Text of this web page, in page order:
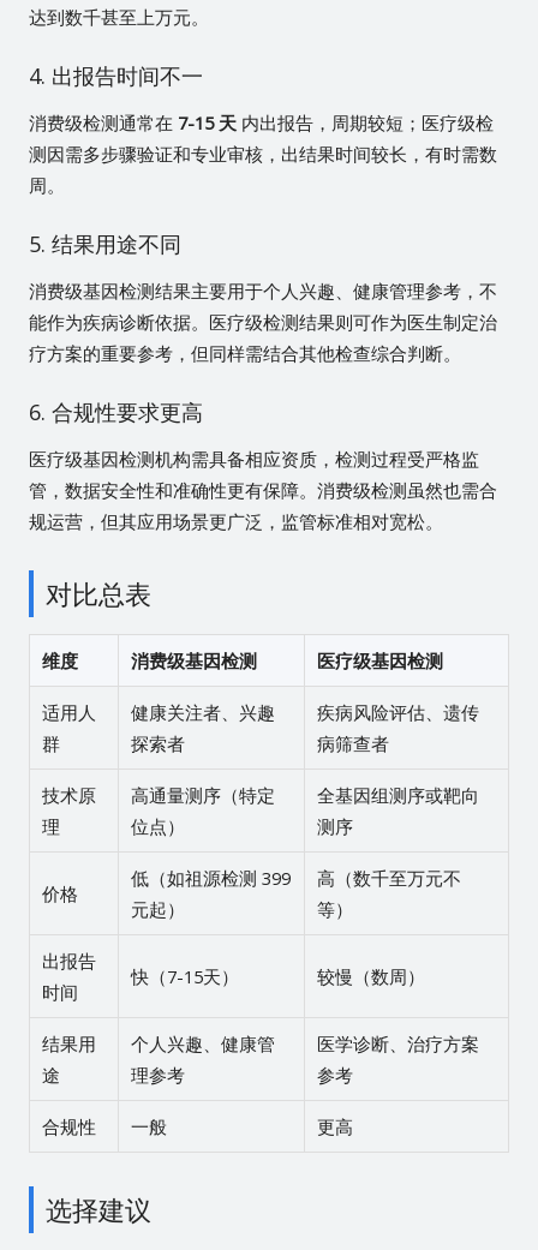
达到数千甚至上万元。
4. 出报告时间不一
消费级检测通常在 7-15 天内出报告，周期较短；医疗级检
测因需多步骤验证和专业审核，出结果时间较长，有时需数
周。
5. 结果用途不同
消费级基因检测结果主要用于个人兴趣、健康管理参考，不
能作为疾病诊断依据。医疗级检测结果则可作为医生制定治
疗方案的重要参考，但同样需结合其他检查综合判断。
6. 合规性要求更高
医疗级基因检测机构需具备相应资质，检测过程受严格监
管，数据安全性和准确性更有保障。消费级检测虽然也需合
规运营，但其应用场景更广泛，监管标准相对宽松。
对比总表
维度 消费级基因检测 医疗级基因检测
适用人
群
健康关注者、兴趣
探索者
疾病风险评估、遗传
病筛查者
技术原
理
高通量测序（特定
位点）
全基因组测序或靶向
测序
价格
低（如祖源检测 399
元起）
高（数千至万元不
等）
出报告
时间
快（7-15天） 较慢（数周）
结果用
途
个人兴趣、健康管
理参考
医学诊断、治疗方案
参考
合规性 一般 更高
选择建议